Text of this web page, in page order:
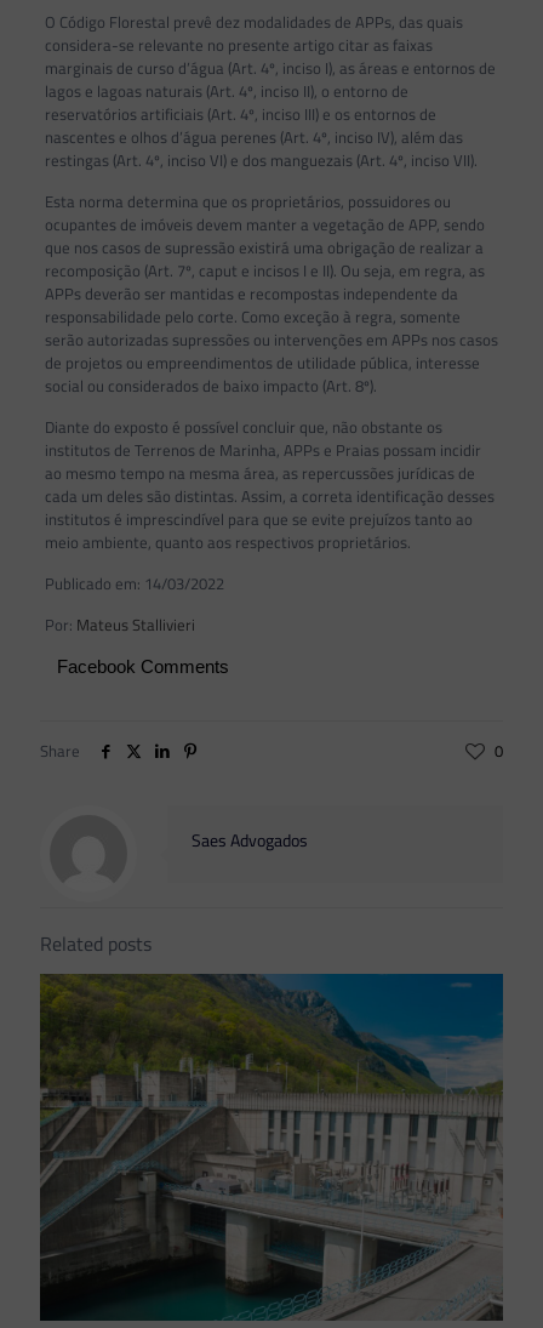
O Código Florestal prevê dez modalidades de APPs, das quais
considera-se relevante no presente artigo citar as faixas
marginais de curso d’água (Art. 4º, inciso I), as áreas e entornos de
lagos e lagoas naturais (Art. 4º, inciso II), o entorno de
reservatórios artificiais (Art. 4º, inciso III) e os entornos de
nascentes e olhos d’água perenes (Art. 4º, inciso IV), além das
restingas (Art. 4º, inciso VI) e dos manguezais (Art. 4º, inciso VII).
Esta norma determina que os proprietários, possuidores ou
ocupantes de imóveis devem manter a vegetação de APP, sendo
que nos casos de supressão existirá uma obrigação de realizar a
recomposição (Art. 7º, caput e incisos I e II). Ou seja, em regra, as
APPs deverão ser mantidas e recompostas independente da
responsabilidade pelo corte. Como exceção à regra, somente
serão autorizadas supressões ou intervenções em APPs nos casos
de projetos ou empreendimentos de utilidade pública, interesse
social ou considerados de baixo impacto (Art. 8º).
Diante do exposto é possível concluir que, não obstante os
institutos de Terrenos de Marinha, APPs e Praias possam incidir
ao mesmo tempo na mesma área, as repercussões jurídicas de
cada um deles são distintas. Assim, a correta identificação desses
institutos é imprescindível para que se evite prejuízos tanto ao
meio ambiente, quanto aos respectivos proprietários.
Publicado em: 14/03/2022
Por: Mateus Stallivieri
Facebook Comments
Share 0
Saes Advogados
Related posts